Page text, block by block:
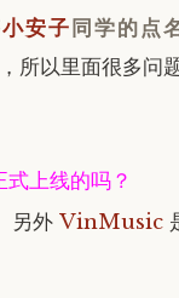
小安子同学的点
所以里面很多问
上线的吗？
另外 VinMusic